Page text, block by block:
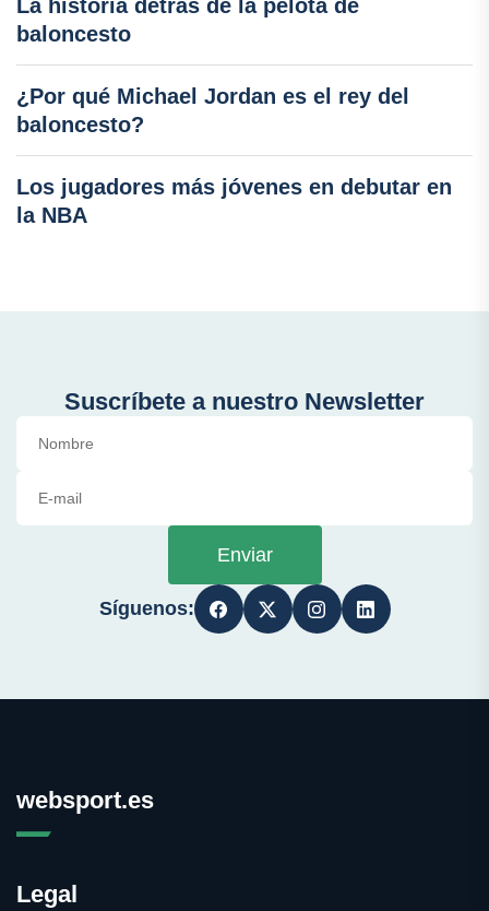
La historia detrás de la pelota de
baloncesto
¿Por qué Michael Jordan es el rey del
baloncesto?
Los jugadores más jóvenes en debutar en
la NBA
Suscríbete a nuestro Newsletter
Enviar
Síguenos:
websport.es
Legal